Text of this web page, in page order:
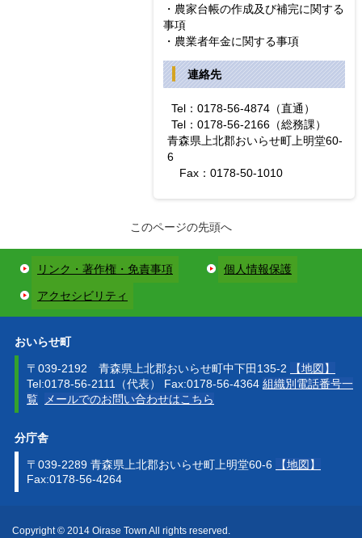
・農家台帳の作成及び補完に関する
事項
・農業者年金に関する事項
連絡先
Tel：0178-56-4874（直通）
Tel：0178-56-2166（総務課）
青森県上北郡おいらせ町上明堂60-
6
Fax：0178-50-1010
このページの先頭へ
リンク・著作権・免責事項 個人情報保護
アクセシビリティ
おいらせ町
〒039-2192 青森県上北郡おいらせ町中下田135-2
【地図】
Tel:0178-56-2111（代表） Fax:0178-56-4364 組織別電話番号一
覧
メールでのお問い合わせはこちら
分庁舎
〒039-2289 青森県上北郡おいらせ町上明堂60-6
【地図】
Fax:0178-56-4264
Copyright © 2014 Oirase Town All rights reserved.